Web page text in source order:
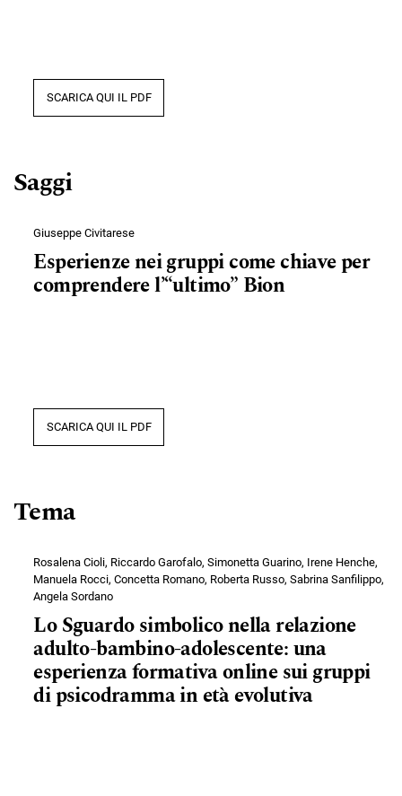
SCARICA QUI IL PDF
Saggi
Giuseppe Civitarese
Esperienze nei gruppi come chiave per
comprendere l’“ultimo” Bion
SCARICA QUI IL PDF
Tema
Rosalena Cioli, Riccardo Garofalo, Simonetta Guarino, Irene Henche,
Manuela Rocci, Concetta Romano, Roberta Russo, Sabrina Sanfilippo,
Angela Sordano
Lo Sguardo simbolico nella relazione
adulto-bambino-adolescente: una
esperienza formativa online sui gruppi
di psicodramma in età evolutiva